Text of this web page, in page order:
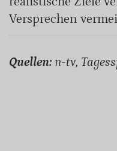
Versprechen
Quellen: n-tv,